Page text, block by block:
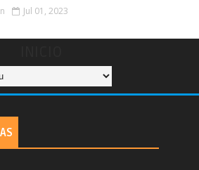
Jul 01, 2023